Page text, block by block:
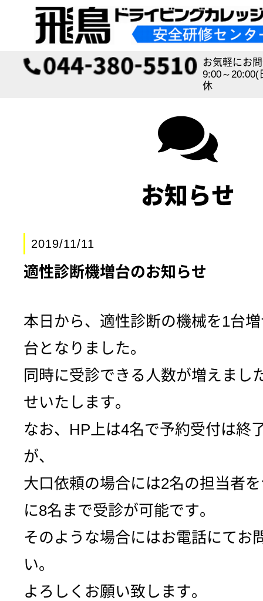
お気軽にお
9:00～20:00(
休
お知らせ
2019/11/11
適性診断機増台のお知らせ
本日から、適性診断の機械を1台
台となりました。
同時に受診できる人数が増えまし
せいたします。
なお、HP上は4名で予約受付は終
が、
大口依頼の場合には2名の担当者
に8名まで受診が可能です。
そのような場合にはお電話にてお
い。
よろしくお願い致します。